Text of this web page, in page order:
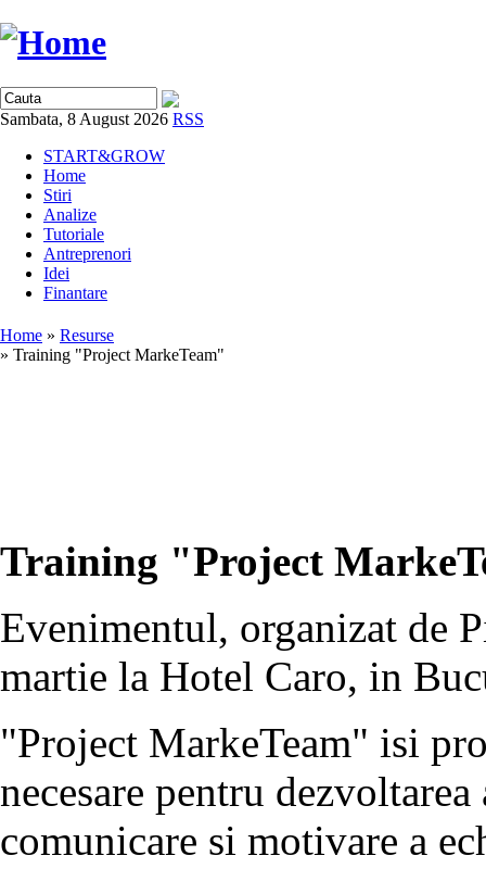
Sambata, 8 August 2026 RSS
START&GROW
Home
Stiri
Analize
Tutoriale
Antreprenori
Idei
Finantare
Home » Resurse
» Training "Project MarkeTeam"
Training "Project
Evenimentul, organizat de
martie la Hotel Caro, in
"Project MarkeTeam" isi
necesare pentru
comunicare si motivare a